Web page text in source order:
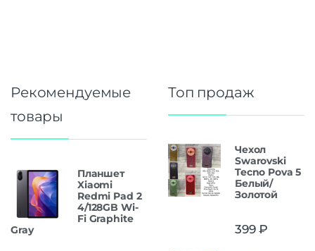
Рекомендуемые
товары
Планшет
Xiaomi
Redmi Pad 2
4/128GB Wi-
Fi Graphite
Gray
Топ продаж
Чехол
Swarovski
Tecno Pova 5
Белый/
Золотой
399₽